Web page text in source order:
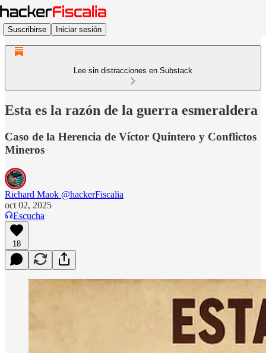
Suscribirse Iniciar sesión
Lee sin distracciones en Substack
Esta es la razón de la guerra esmeraldera
Caso de la Herencia de Víctor Quintero y Conflictos
Mineros
Richard Maok @hackerFiscalia
oct 02, 2025
Escucha
18